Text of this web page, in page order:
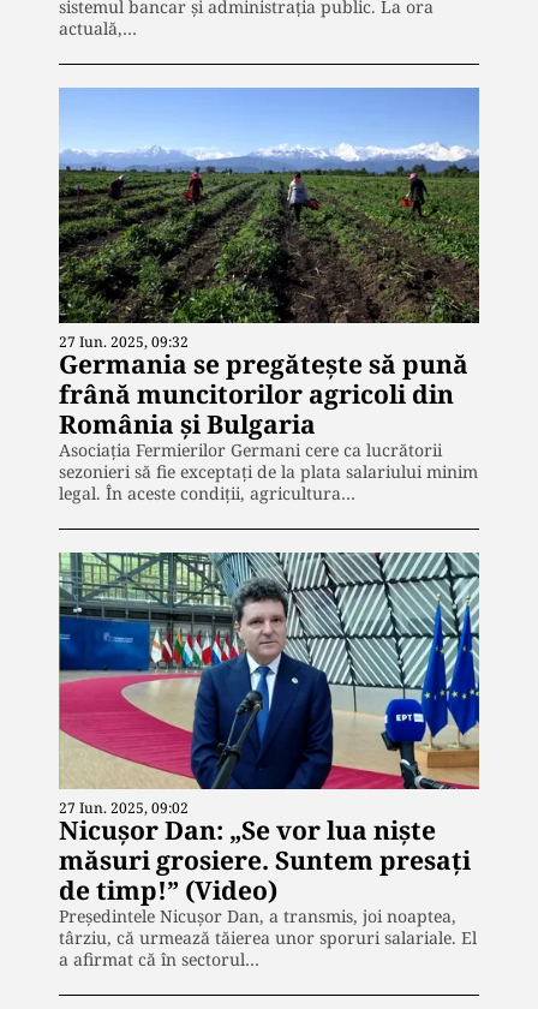
sistemul bancar și administrația public. La ora
actuală,…
27 Iun. 2025, 09:32
Germania se pregătește să pună
frână muncitorilor agricoli din
România și Bulgaria
Asociația Fermierilor Germani cere ca lucrătorii
sezonieri să fie exceptați de la plata salariului minim
legal. În aceste condiții, agricultura…
27 Iun. 2025, 09:02
Nicușor Dan: „Se vor lua niște
măsuri grosiere. Suntem presați
de timp!” (Video)
Președintele Nicușor Dan, a transmis, joi noaptea,
târziu, că urmează tăierea unor sporuri salariale. El
a afirmat că în sectorul…